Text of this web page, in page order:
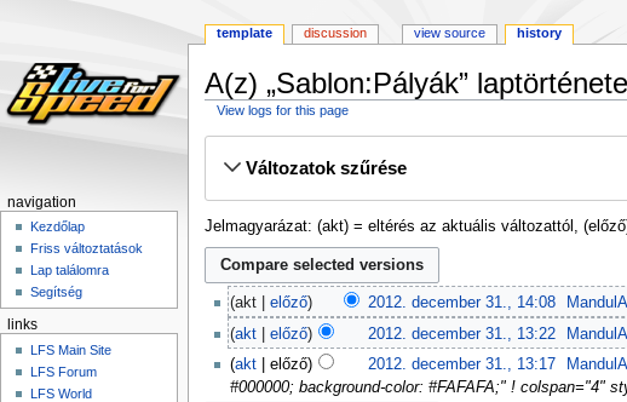
A(z) „Sablon:Pályák” laptörténete
View logs for this page
Változatok szűrése
Jelmagyarázat: (akt) = eltérés az aktuális változattól,
akt előző 2012. december 31., 14:08‎
akt
előző 2012. december 31., 13:22‎
akt
előző 2012. december 31., 13:17‎
#000000; background-color: #FAFAFA;" ! colspan="4"
template discussion view source history
navigation
Kezdőlap
Friss változtatások
Lap találomra
Segítség
links
LFS Main Site
LFS Forum
LFS World